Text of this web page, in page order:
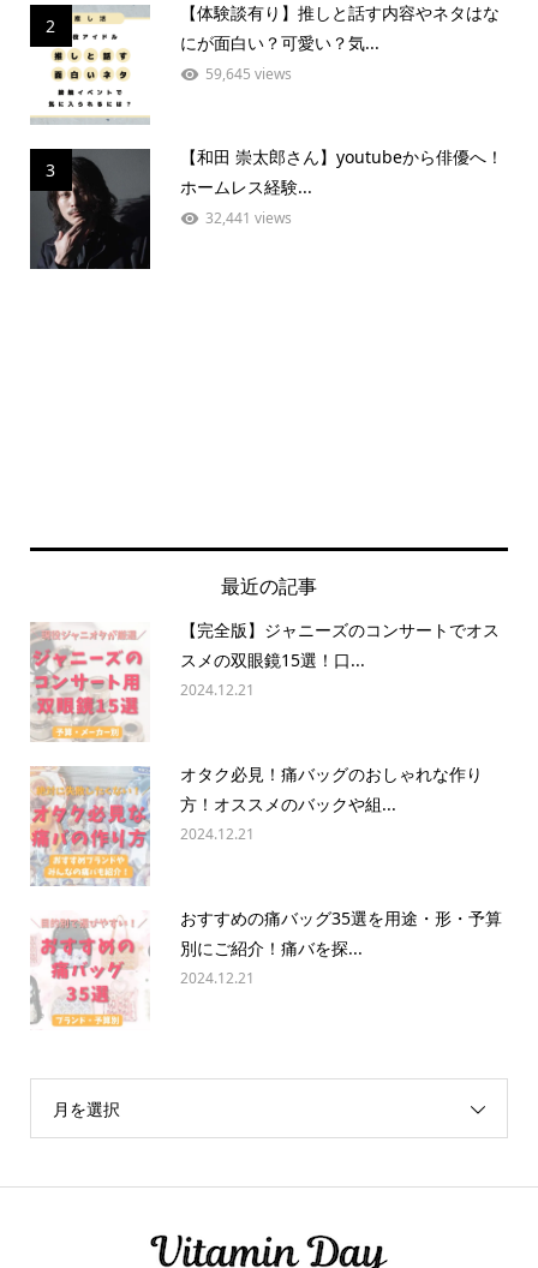
2
【体験談有り】推しと話す内容やネタはな
にが面白い？可愛い？気...
59,645 views
3
【和田 崇太郎さん】youtubeから俳優へ！
ホームレス経験...
32,441 views
最近の記事
【完全版】ジャニーズのコンサートでオス
スメの双眼鏡15選！口...
2024.12.21
オタク必見！痛バッグのおしゃれな作り
方！オススメのバックや組...
2024.12.21
おすすめの痛バッグ35選を用途・形・予算
別にご紹介！痛バを探...
2024.12.21
月を選択